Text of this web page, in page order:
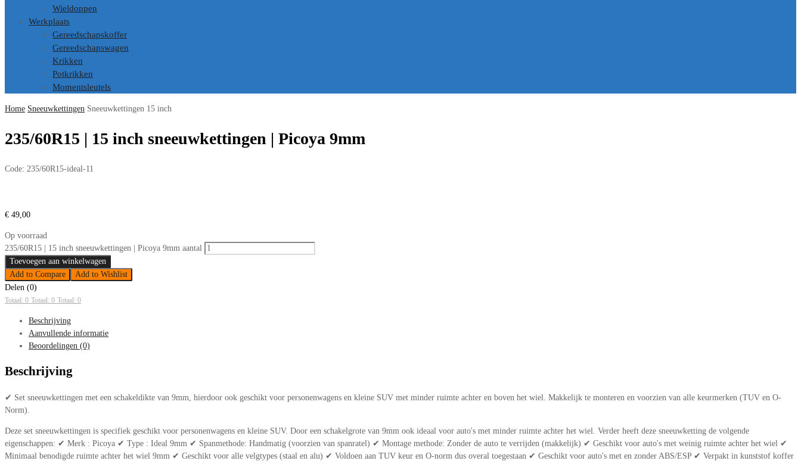
Wieldoppen
Werkplaats
Gereedschapskoffer
Gereedschapswagen
Krikken
Potkrikken
Momentsleutels
Home Sneeuwkettingen Sneeuwkettingen 15 inch
235/60R15 | 15 inch sneeuwkettingen | Picoya 9mm
Code: 235/60R15-ideal-11
€ 49,00
Op voorraad
235/60R15 | 15 inch sneeuwkettingen | Picoya 9mm aantal
Toevoegen aan winkelwagen
Add to Compare
Add to Wishlist
Delen (0)
Totaal: 0 Totaal: 0 Totaal: 0
Beschrijving
Aanvullende informatie
Beoordelingen (0)
Beschrijving
✔ Set sneeuwkettingen met een schakeldikte van 9mm, hierdoor ook geschikt voor personenwagens en kleine SUV met minder ruimte achter en boven het wiel. Makkelijk te monteren en voorzien van alle keurmerken (TUV en O-
Norm).
Deze set sneeuwkettingen is specifiek geschikt voor personenwagens en kleine SUV. Door een schakelgrote van 9mm ook ideaal voor auto's met minder ruimte achter het wiel. Verder heeft deze sneeuwketting de volgende
eigenschappen: ✔ Merk : Picoya ✔ Type : Ideal 9mm ✔ Spanmethode: Handmatig (voorzien van spanratel) ✔ Montage methode: Zonder de auto te verrijden (makkelijk) ✔ Geschikt voor auto's met weinig ruimte achter het wiel ✔
Minimaal benodigde ruimte achter het wiel 9mm ✔ Geschikt voor alle velgtypes (staal en alu) ✔ Voldoen aan TUV keur en O-norm dus overal toegestaan ✔ Geschikt voor auto's met en zonder ABS/ESP ✔ Verpakt in kunststof koffer